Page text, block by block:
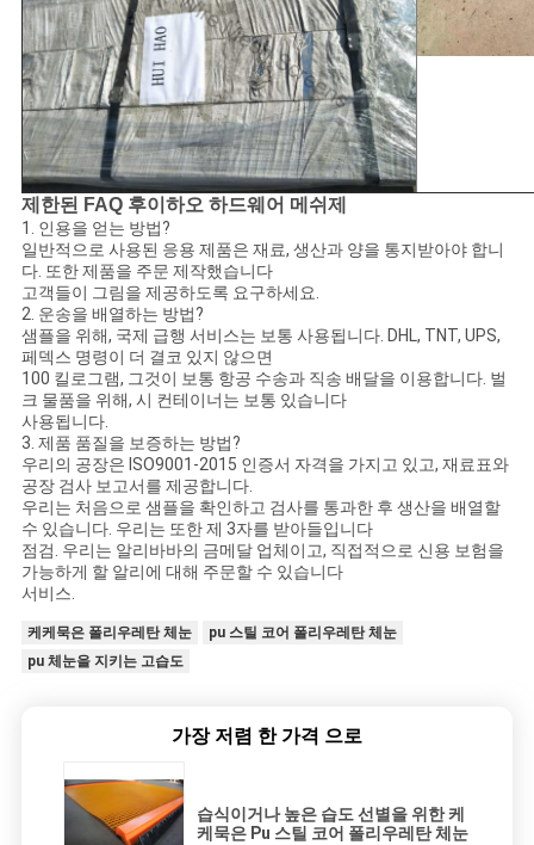
제한된 FAQ 후이하오 하드웨어 메쉬제
1. 인용을 얻는 방법?
일반적으로 사용된 응용 제품은 재료, 생산과 양을 통지받아야 합니
다. 또한 제품을 주문 제작했습니다
고객들이 그림을 제공하도록 요구하세요.
2. 운송을 배열하는 방법?
샘플을 위해, 국제 급행 서비스는 보통 사용됩니다. DHL, TNT, UPS,
페덱스 명령이 더 결코 있지 않으면
100 킬로그램, 그것이 보통 항공 수송과 직송 배달을 이용합니다. 벌
크 물품을 위해, 시 컨테이너는 보통 있습니다
사용됩니다.
3. 제품 품질을 보증하는 방법?
우리의 공장은 ISO9001-2015 인증서 자격을 가지고 있고, 재료표와
공장 검사 보고서를 제공합니다.
우리는 처음으로 샘플을 확인하고 검사를 통과한 후 생산을 배열할
수 있습니다. 우리는 또한 제 3자를 받아들입니다
점검. 우리는 알리바바의 금메달 업체이고, 직접적으로 신용 보험을
가능하게 할 알리에 대해 주문할 수 있습니다
서비스.
케케묵은 폴리우레탄 체눈
pu 스틸 코어 폴리우레탄 체눈
pu 체눈을 지키는 고습도
가장 저렴 한 가격 으로
습식이거나 높은 습도 선별을 위한 케
케묵은 Pu 스틸 코어 폴리우레탄 체눈